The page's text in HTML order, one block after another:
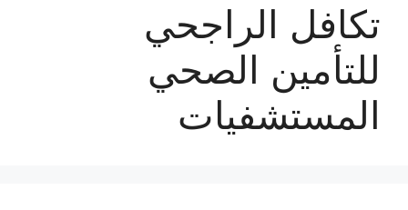
تكافل الراجحي
للتأمين الصحي
المستشفيات